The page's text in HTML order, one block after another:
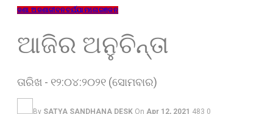
ଜଣା ଅଜଣାଜୀବନଚର୍ଯ୍ୟାମନୋରଞ୍ଜନ
ଆଜିର ଅନୁଚିନ୍ତା
ତାରିଖ - ୧୨:୦୪:୨୦୨୧ (ସୋମବାର)
By SATYA SANDHANA DESK On Apr 12, 2021 483 0